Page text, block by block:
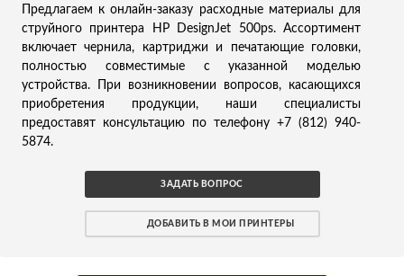
Предлагаем к онлайн-заказу расходные материалы для
струйного принтера HP DesignJet 500ps. Ассортимент
включает чернила, картриджи и печатающие головки,
полностью совместимые с указанной моделью
устройства. При возникновении вопросов, касающихся
приобретения продукции, наши специалисты
предоставят консультацию по телефону +7 (812) 940-
5874.
ЗАДАТЬ ВОПРОС
ДОБАВИТЬ В МОИ ПРИНТЕРЫ